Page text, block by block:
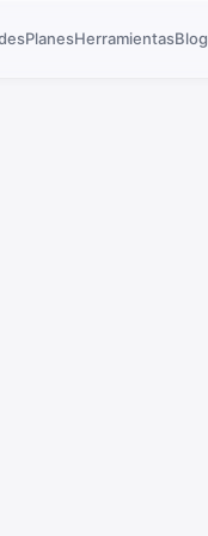
PlanesHerramientasBlog